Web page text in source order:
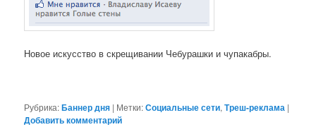
Новое искусство в скрещивании Чебурашки и чупакабры.
Рубрика:Баннер дня | Метки:Социальные сети,Треш-реклама |
Добавить комментарий